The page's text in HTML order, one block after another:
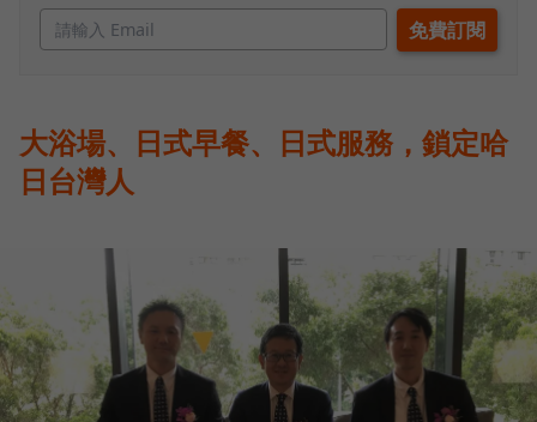
大浴場、日式早餐、日式服務，鎖定哈
日台灣人